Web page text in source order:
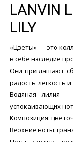
LANVIN
LILY
«Цветы» — это
в себе наследие
Они приглашают
радость, легкость
Водяная лилия
успокаивающих
Композиция:
Верхние ноты: